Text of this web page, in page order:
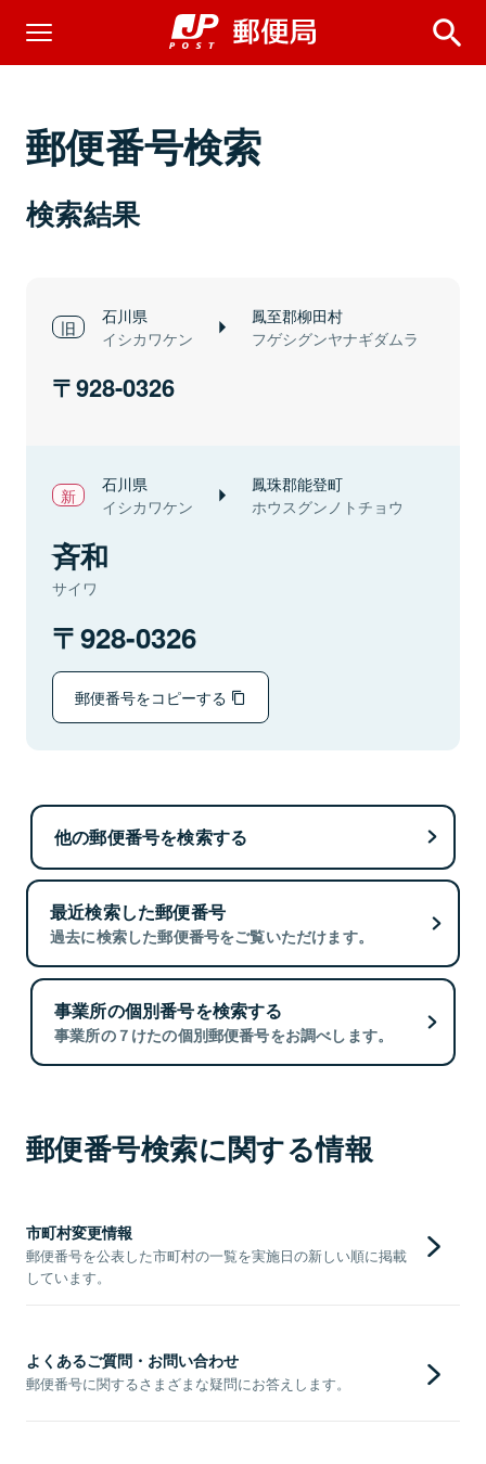
郵便番号検索
検索結果
石川県
イシカワケン
鳳至郡柳田村
フゲシグンヤナギダムラ
928-0326
石川県
イシカワケン
鳳珠郡能登町
ホウスグンノトチョウ
斉和
サイワ
928-0326
郵便番号をコピーする
他の郵便番号を検索する
最近検索した郵便番号
過去に検索した郵便番号をご覧いただけます。
事業所の個別番号を検索する
事業所の７けたの個別郵便番号をお調べします。
郵便番号検索に関する情報
市町村変更情報
郵便番号を公表した市町村の一覧を実施日の新しい順に掲載
しています。
よくあるご質問・お問い合わせ
郵便番号に関するさまざまな疑問にお答えします。